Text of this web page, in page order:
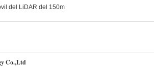
del LiDAR del 150m
Co.,Ltd